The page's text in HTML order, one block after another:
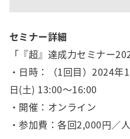
セミナー詳細
「『超』達成力セミナー
・日時：（1回目）2024
日(土) 13:00～16:00
・開催：オンライン
・参加費：各回2,000円／人